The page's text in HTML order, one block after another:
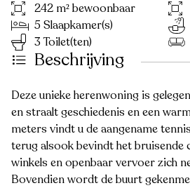
242 m² bewoonbaar
5 Slaapkamer(s)
3 Toilet(ten)
Beschrijving
Deze unieke herenwoning is
en straalt geschiedenis en een
meters vindt u de aangename
terug alsook bevindt het bruisende
winkels en openbaar vervoer zich
Bovendien wordt de buurt